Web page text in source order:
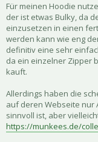
Für meinen Hoodie
der ist etwas Bulky, da
einzusetzen in einen
werden kann wie eng
definitiv eine sehr
da ein einzelner Zipper
kauft.
Allerdings haben die
auf deren Webseite nur
sinnvoll ist, aber
https://munkees.de/